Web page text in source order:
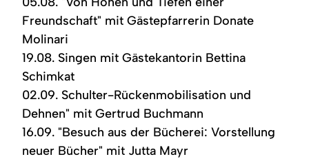
Freundschaft" mit Gästepfarrerin Donate
Molinari
19.08. Singen mit Gästekantorin Bettina
Schimkat
02.09. Schulter-Rückenmobilisation und
Dehnen" mit Gertrud Buchmann
16.09. "Besuch aus der Bücherei: Vorstellung
neuer Bücher" mit Jutta Mayr